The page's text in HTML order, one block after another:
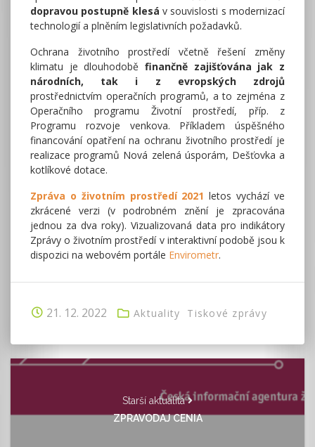
dopravou postupně klesá v souvislosti s modernizací
technologií a plněním legislativních požadavků.
Ochrana životního prostředí včetně řešení změny
klimatu je dlouhodobě finančně zajišťována jak z
národních, tak i z evropských zdrojů
prostřednictvím operačních programů, a to zejména z
Operačního programu Životní prostředí, příp. z
Programu rozvoje venkova. Příkladem úspěšného
financování opatření na ochranu životního prostředí je
realizace programů Nová zelená úsporám, Dešťovka a
kotlíkové dotace.
Zpráva o životním prostředí 2021 letos vychází ve
zkrácené verzi (v podrobném znění je zpracována
jednou za dva roky). Vizualizovaná data pro indikátory
Zprávy o životním prostředí v interaktivní podobě jsou k
dispozici na webovém portále Envirometr.
21. 12. 2022 Aktuality Tiskové zprávy
Starší aktualita
ZPRAVODAJ CENIA